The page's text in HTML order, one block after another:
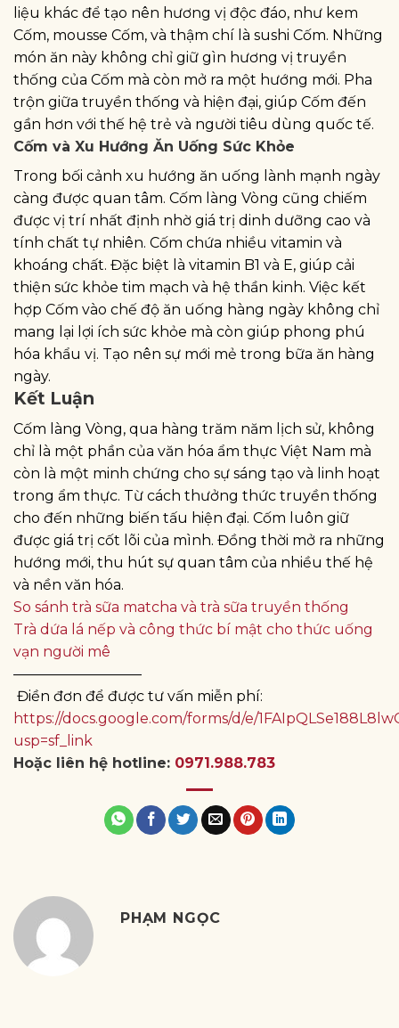
liệu khác để tạo nên hương vị độc đáo, như kem
Cốm, mousse Cốm, và thậm chí là sushi Cốm. Những
món ăn này không chỉ giữ gìn hương vị truyền
thống của Cốm mà còn mở ra một hướng mới. Pha
trộn giữa truyền thống và hiện đại, giúp Cốm đến
gần hơn với thế hệ trẻ và người tiêu dùng quốc tế.
Cốm và Xu Hướng Ăn Uống Sức Khỏe
Trong bối cảnh xu hướng ăn uống lành mạnh ngày
càng được quan tâm. Cốm làng Vòng cũng chiếm
được vị trí nhất định nhờ giá trị dinh dưỡng cao và
tính chất tự nhiên. Cốm chứa nhiều vitamin và
khoáng chất. Đặc biệt là vitamin B1 và E, giúp cải
thiện sức khỏe tim mạch và hệ thần kinh. Việc kết
hợp Cốm vào chế độ ăn uống hàng ngày không chỉ
mang lại lợi ích sức khỏe mà còn giúp phong phú
hóa khẩu vị. Tạo nên sự mới mẻ trong bữa ăn hàng
ngày.
Kết Luận
Cốm làng Vòng, qua hàng trăm năm lịch sử, không
chỉ là một phần của văn hóa ẩm thực Việt Nam mà
còn là một minh chứng cho sự sáng tạo và linh hoạt
trong ẩm thực. Từ cách thưởng thức truyền thống
cho đến những biến tấu hiện đại. Cốm luôn giữ
được giá trị cốt lõi của mình. Đồng thời mở ra những
hướng mới, thu hút sự quan tâm của nhiều thế hệ
và nền văn hóa.
So sánh trà sữa matcha và trà sữa truyền thống
Trà dứa lá nếp và công thức bí mật cho thức uống
vạn người mê
—————————
Điền đơn để được tư vấn miễn phí:
https://docs.google.com/forms/d/e/
usp=sf_link
Hoặc liên hệ hotline: 0971.988.783
PHẠM NGỌC